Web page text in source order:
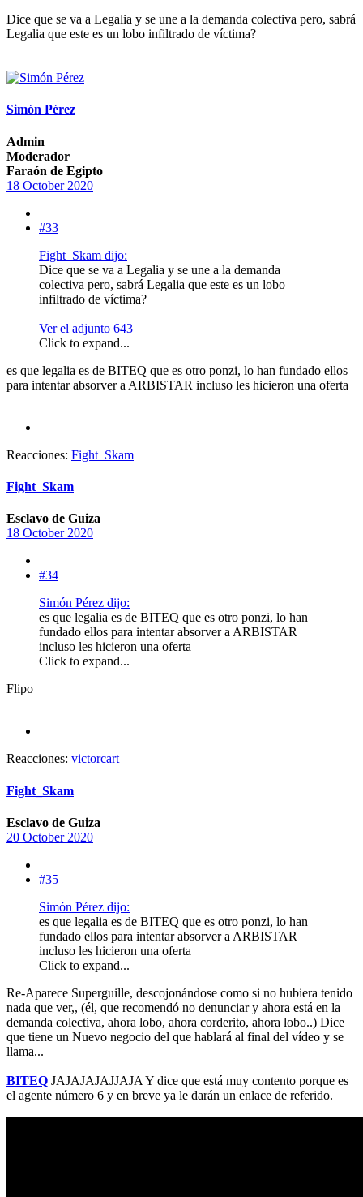
Dice que se va a Legalia y se une a la demanda colectiva pero, sabrá
Legalia que este es un lobo infiltrado de víctima?
Simón Pérez
Admin
Moderador
Faraón de Egipto
18 October 2020
#33
Fight_Skam dijo:
Dice que se va a Legalia y se une a la demanda
colectiva pero, sabrá Legalia que este es un lobo
infiltrado de víctima?
Ver el adjunto 643
Click to expand...
es que legalia es de BITEQ que es otro ponzi, lo han fundado ellos
para intentar absorver a ARBISTAR incluso les hicieron una oferta
Reacciones: Fight_Skam
Fight_Skam
Esclavo de Guiza
18 October 2020
#34
Simón Pérez dijo:
es que legalia es de BITEQ que es otro ponzi, lo han
fundado ellos para intentar absorver a ARBISTAR
incluso les hicieron una oferta
Click to expand...
Flipo
Reacciones: victorcart
Fight_Skam
Esclavo de Guiza
20 October 2020
#35
Simón Pérez dijo:
es que legalia es de BITEQ que es otro ponzi, lo han
fundado ellos para intentar absorver a ARBISTAR
incluso les hicieron una oferta
Click to expand...
Re-Aparece Superguille, descojonándose como si no hubiera tenido
nada que ver,, (él, que recomendó no denunciar y ahora está en la
demanda colectiva, ahora lobo, ahora corderito, ahora lobo..) Dice
que tiene un Nuevo negocio del que hablará al final del vídeo y se
llama...
BITEQ JAJAJAJAJJAJA Y dice que está muy contento porque es
el agente número 6 y en breve ya le darán un enlace de referido.